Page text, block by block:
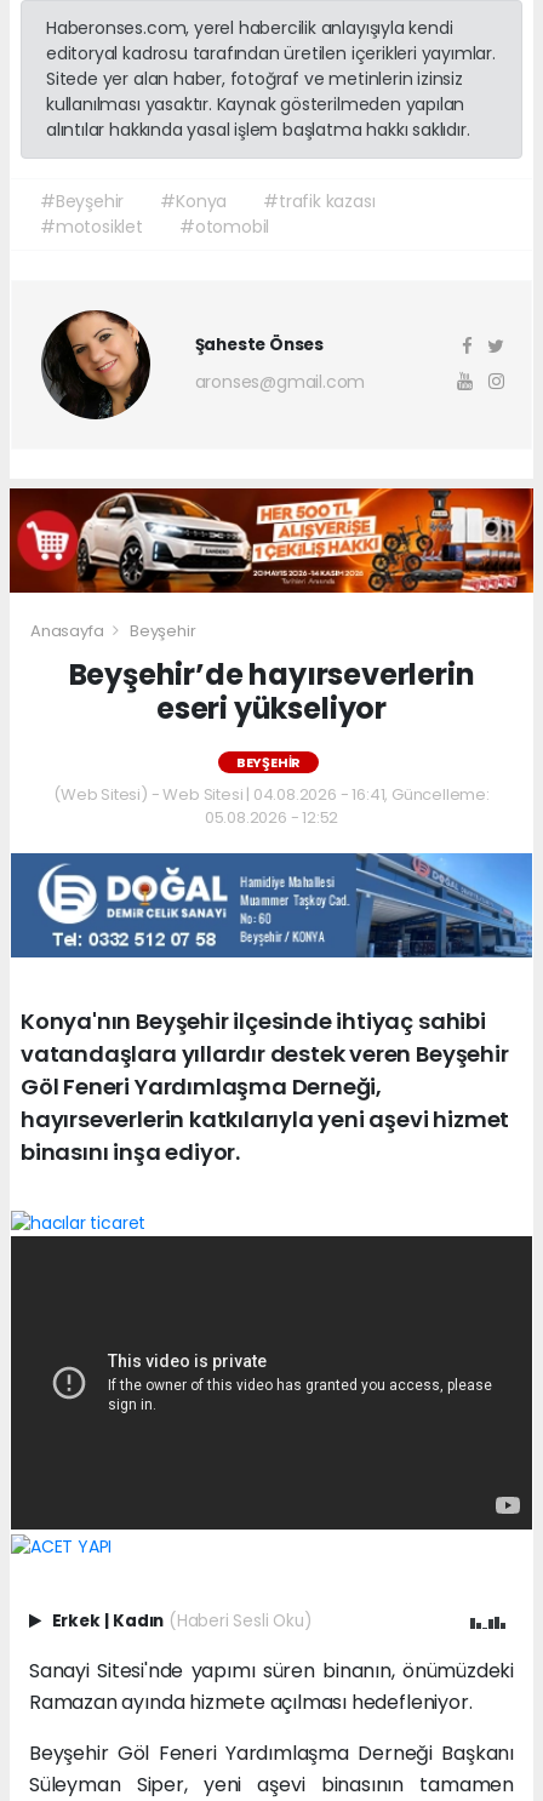
Haberonses.com, yerel habercilik anlayışıyla kendi
editoryal kadrosu tarafından üretilen içerikleri yayımlar.
Sitede yer alan haber, fotoğraf ve metinlerin izinsiz
kullanılması yasaktır. Kaynak gösterilmeden yapılan
alıntılar hakkında yasal işlem başlatma hakkı saklıdır.
#Beyşehir #Konya
#trafik kazası
#motosiklet
#otomobil
Şaheste Önses
aronses@gmail.com
Anasayfa Beyşehir
Beyşehir’de hayırseverlerin
eseri yükseliyor
BEYŞEHIR
(Web Sitesi) - Web Sitesi | 04.08.2026 - 16:41, Güncelleme:
05.08.2026 - 12:52
Konya'nın Beyşehir ilçesinde ihtiyaç sahibi
vatandaşlara yıllardır destek veren Beyşehir
Göl Feneri Yardımlaşma Derneği,
hayırseverlerin katkılarıyla yeni aşevi hizmet
binasını inşa ediyor.
Erkek Kadın (Haberi Sesli Oku)
Sanayi Sitesi'nde yapımı süren binanın, önümüzdeki
Ramazan ayında hizmete açılması hedefleniyor.
Beyşehir Göl Feneri Yardımlaşma Derneği Başkanı
Süleyman Siper, yeni aşevi binasının tamamen